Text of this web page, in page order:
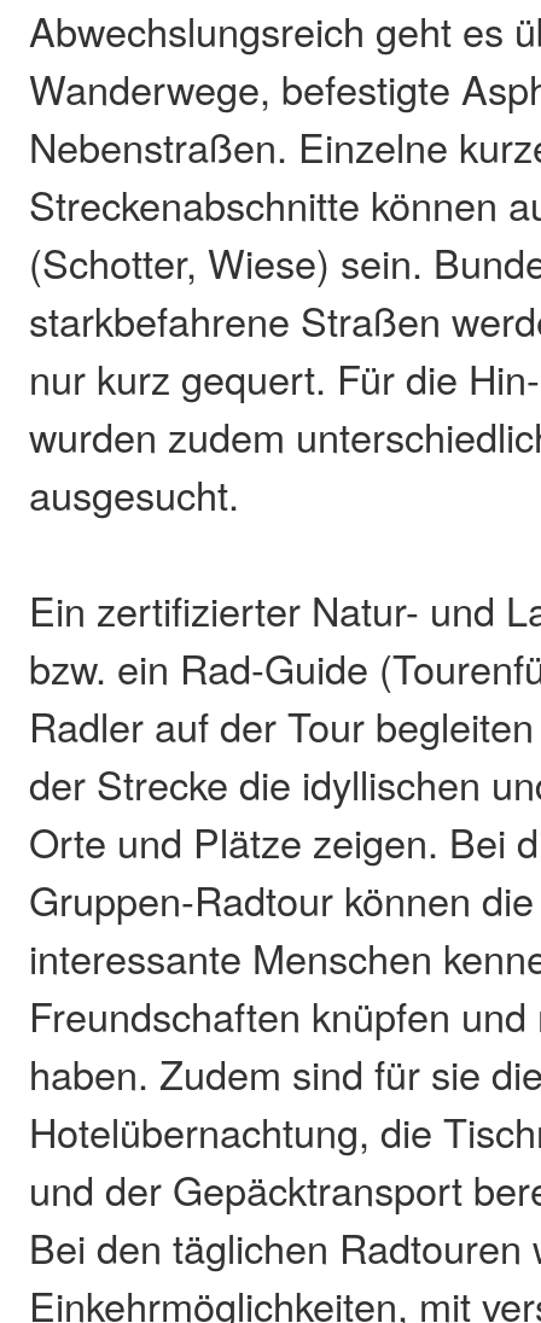
Abwechslungsreich geht es
Wanderwege, befestigte
Nebenstraßen. Einzelne
Streckenabschnitte können
(Schotter, Wiese) sein.
starkbefahrene Straßen
nur kurz gequert. Für die
wurden zudem
ausgesucht.
Ein zertifizierter Natur- und
bzw. ein Rad-Guide
Radler auf der Tour
der Strecke die idyllischen
Orte und Plätze zeigen. Bei
Gruppen-Radtour können
interessante Menschen
Freundschaften knüpfen
haben. Zudem sind für sie
Hotelübernachtung, die
und der Gepäcktransport
Bei den täglichen Radtouren
Einkehrmöglichkeiten, mit